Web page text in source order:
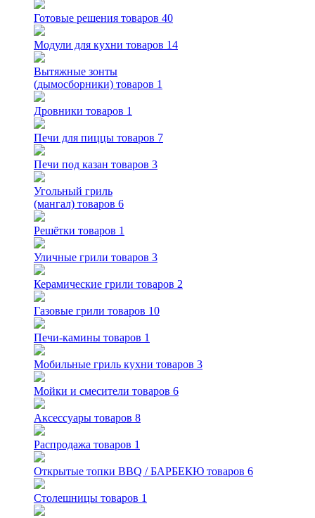
Готовые решения товаров 40
Модули для кухни товаров 14
Вытяжные зонты
(дымосборники) товаров 1
Дровники товаров 1
Печи для пиццы товаров 7
Печи под казан товаров 3
Угольный гриль
(мангал) товаров 6
Решётки товаров 1
Уличные грили товаров 3
Керамические грили товаров 2
Газовые грили товаров 10
Печи-камины товаров 1
Мобильные гриль кухни товаров 3
Мойки и смесители товаров 6
Аксессуары товаров 8
Распродажа товаров 1
Открытые топки BBQ / БАРБЕКЮ товаров 6
Столешницы товаров 1